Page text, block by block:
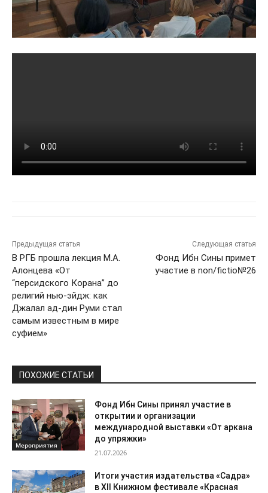
Предыдущая статья
В РГБ прошла лекция М.А.
Алонцева «От
“персидского Корана” до
религий нью-эйдж: как
Джалал ад-дин Руми стал
самым известным в мире
суфием»
Следующая статья
Фонд Ибн Сины примет
участие в non/fictio№26
ПОХОЖИЕ СТАТЬИ
Мероприятия
Фонд Ибн Сины принял участие в
открытии и организации
международной выставки «От аркана
до упряжки»
21.07.2026
Итоги участия издательства «Садра»
в XII Книжном фестивале «Красная